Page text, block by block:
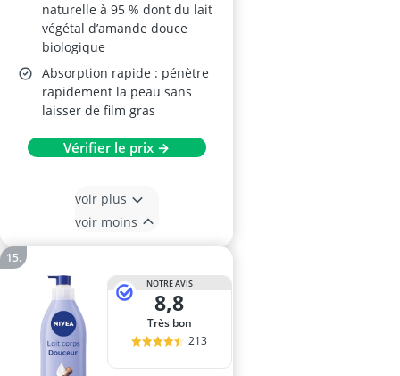
naturelle à 95 % dont du lait
végétal d’amande douce
biologique
Absorption rapide : pénètre
rapidement la peau sans
laisser de film gras
Vérifier le prix →
voir plus
voir moins
NOTRE AVIS
8,8
Très bon
213